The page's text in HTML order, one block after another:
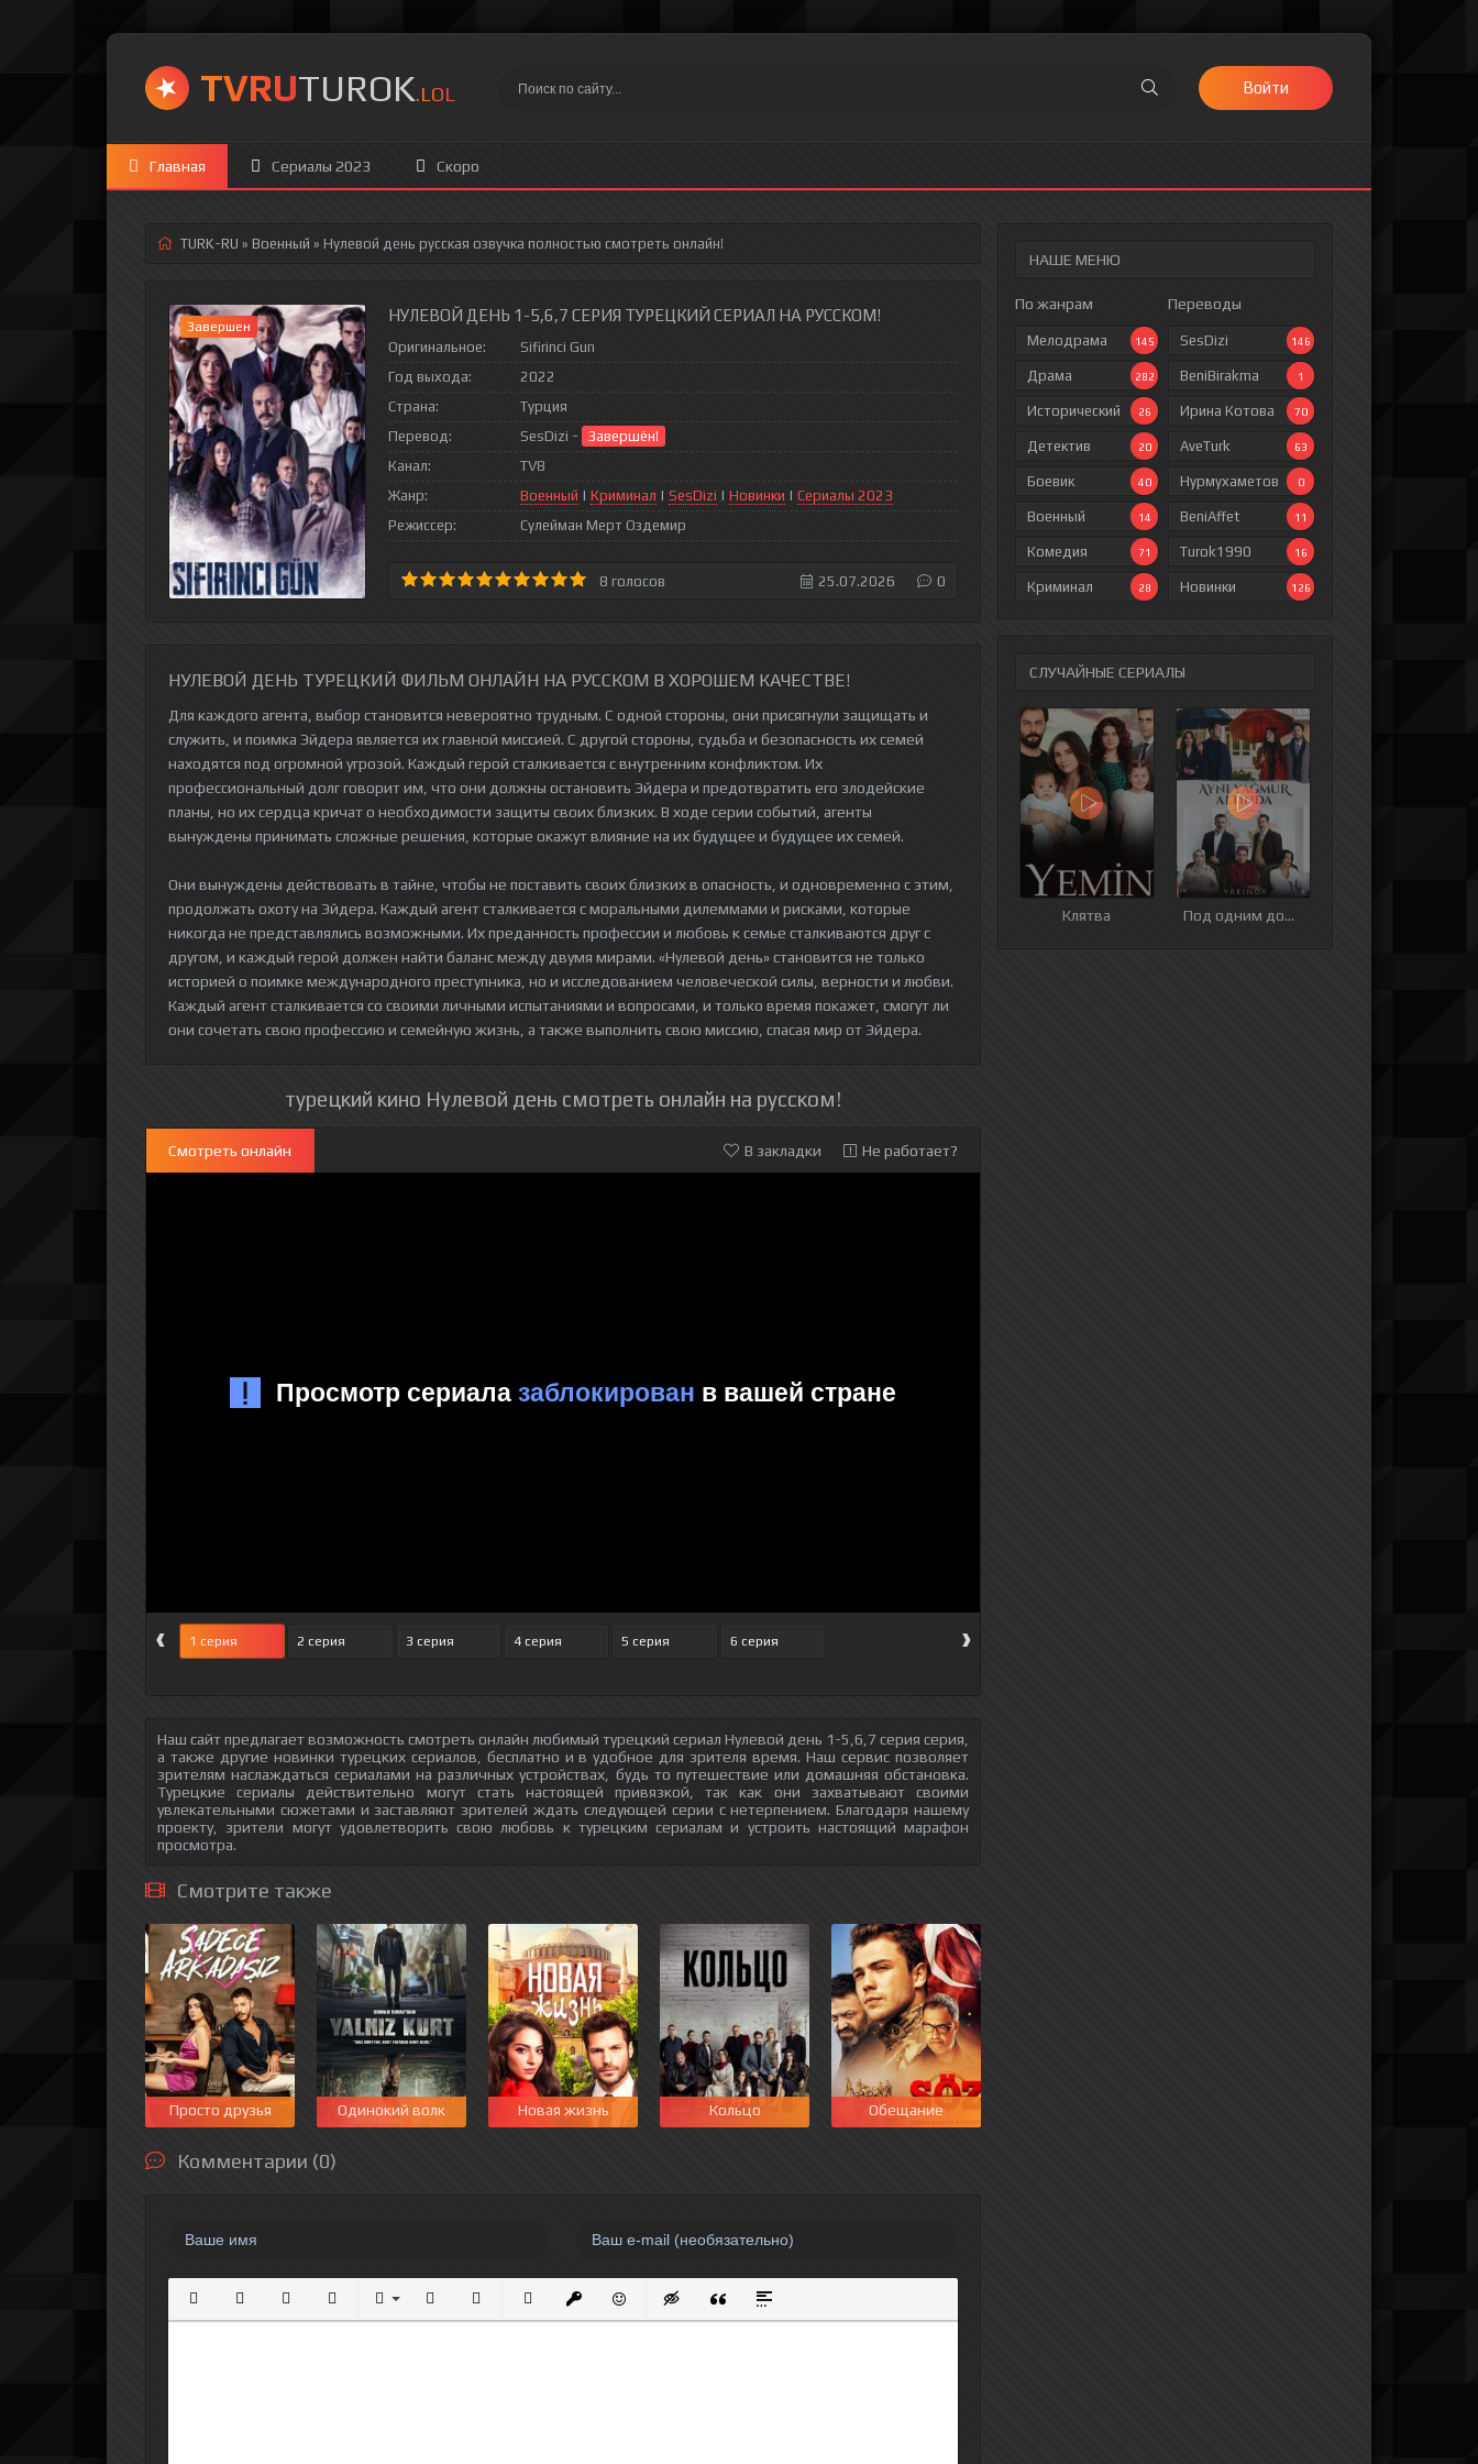
TVRUTUROK.LOL Войти
Главная Сериалы 2023 Скоро
НАШЕ МЕНЮ
По жанрам
Мелодрама 145
Драма 282
Исторический 26
Детектив 20
Боевик 40
Военный 14
Комедия 71
Криминал 28
Переводы
SesDizi 146
BeniBirakma 1
Ирина Котова 70
AveTurk 63
Нурмухаметов 0
BeniAffet 11
Turok1990 16
Новинки 126
СЛУЧАЙНЫЕ СЕРИАЛЫ
Клятва Под одним дождем
TURK-RU » Военный » Нулевой день русская озвучка полностью смотреть онлайн!
Завершен
НУЛЕВОЙ ДЕНЬ 1-5,6,7 СЕРИЯ ТУРЕЦКИЙ СЕРИАЛ НА РУССКОМ!
Оригинальное:
Sifirinci Gun
Год выхода:
2022
Страна:
Турция
Перевод:
SesDizi -
Завершён!
Канал:
TV8
Жанр:
Военный | Криминал | SesDizi | Новинки | Сериалы 2023
Режиссер:
Сулейман Мерт Оздемир
8 голосов 25.07.2026 0
НУЛЕВОЙ ДЕНЬ ТУРЕЦКИЙ ФИЛЬМ ОНЛАЙН НА РУССКОМ В ХОРОШЕМ КАЧЕСТВЕ!
Для каждого агента, выбор становится невероятно трудным. С одной стороны, они присягнули защищать и
служить, и поимка Эйдера является их главной миссией. С другой стороны, судьба и безопасность их семей
находятся под огромной угрозой. Каждый герой сталкивается с внутренним конфликтом. Их
профессиональный долг говорит им, что они должны остановить Эйдера и предотвратить его злодейские
планы, но их сердца кричат о необходимости защиты своих близких. В ходе серии событий, агенты
вынуждены принимать сложные решения, которые окажут влияние на их будущее и будущее их семей.
Они вынуждены действовать в тайне, чтобы не поставить своих близких в опасность, и одновременно с этим,
продолжать охоту на Эйдера. Каждый агент сталкивается с моральными дилеммами и рисками, которые
никогда не представлялись возможными. Их преданность профессии и любовь к семье сталкиваются друг с
другом, и каждый герой должен найти баланс между двумя мирами. «Нулевой день» становится не только
историей о поимке международного преступника, но и исследованием человеческой силы, верности и любви.
Каждый агент сталкивается со своими личными испытаниями и вопросами, и только время покажет, смогут ли
они сочетать свою профессию и семейную жизнь, а также выполнить свою миссию, спасая мир от Эйдера.
турецкий кино Нулевой день смотреть онлайн на русском!
Смотреть онлайн В закладки Не работает?
‹ 1 серия 2 серия 3 серия 4 серия 5 серия 6 серия ›
Наш сайт предлагает возможность смотреть онлайн любимый турецкий сериал Нулевой день 1-5,6,7 серия серия,
а также другие новинки турецких сериалов, бесплатно и в удобное для зрителя время. Наш сервис позволяет
зрителям наслаждаться сериалами на различных устройствах, будь то путешествие или домашняя обстановка.
Турецкие сериалы действительно могут стать настоящей привязкой, так как они захватывают своими
увлекательными сюжетами и заставляют зрителей ждать следующей серии с нетерпением. Благодаря нашему
проекту, зрители могут удовлетворить свою любовь к турецким сериалам и устроить настоящий марафон
просмотра.
Смотрите также
Просто друзья Одинокий волк Новая жизнь Кольцо Обещание
Комментарии (0)
Полужирный
КурсивПодчеркнутый
ЗачеркнутыйВыравнивание
Нумерованный список
Маркированный список
Вставить ссылку
Вставить защищенную ссылку
Вставить смайлик
Вставка скрытого текста
Вставка цитаты
Вставка спойлера